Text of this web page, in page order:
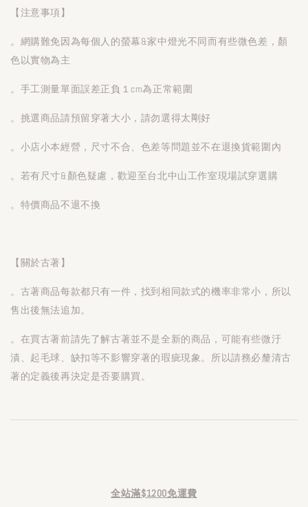
【注意事項】
。網購難免因為每個人的螢幕&家中燈光不同而有些微色差，顏
色以實物為主
。手工測量單面誤差正負１cm為正常範圍
。挑選商品請預留穿著大小，請勿選得太剛好
。小店小本經營，尺寸不合、色差等問題並不在退換貨範圍內
。若有尺寸&顏色疑慮，歡迎至台北中山工作室現場試穿選購
。特價商品不退不換
【關於古著】
。古著商品每款都只有一件，找到相同款式的機率非常小，所以
售出後無法追加。
。在買古著前請先了解古著並不是全新的商品，可能有些微汙
漬、起毛球、缺扣等不影響穿著的瑕疵現象。所以請務必釐清古
著的定義後再決定是否要購買。
全站滿$1200免運費